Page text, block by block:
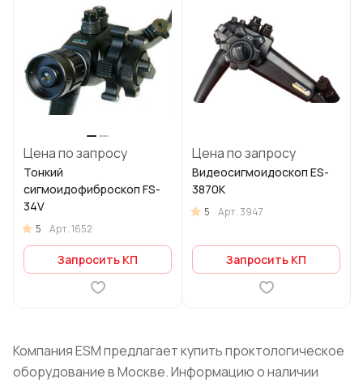
Цена по запросу
Тонкий
сигмоидофиброскоп FS-
34V
5 Арт.1652
Запросить КП
Цена по запросу
Видеосигмоидоскоп ES-
3870K
5 Арт.3947
Запросить КП
Компания ESM предлагает купить проктологическое
оборудование в Москве. Информацию о наличии